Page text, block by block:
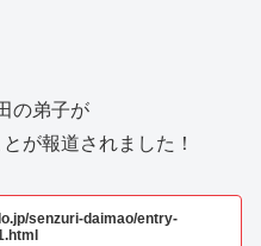
の弟子が
が報道されました！
senzuri-daimao/entry-